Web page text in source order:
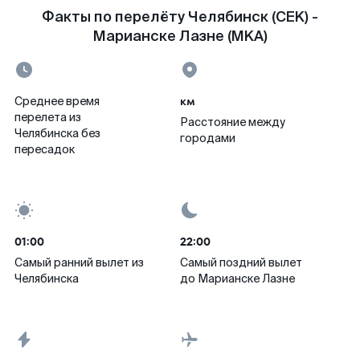
Факты по перелёту Челябинск (CEK) -
Марианске Лазне (MKA)
Среднее время
перелета из
Челябинска без
пересадок
км
Расстояние между
городами
01:00
Самый ранний вылет из
Челябинска
22:00
Самый поздний вылет
до Марианске Лазне